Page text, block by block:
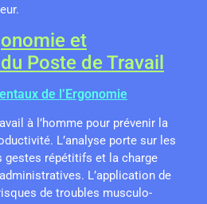
et
Poste de Travail
de l’Ergonomie
à l’homme pour prévenir la
L’analyse porte sur les
gestes répétitifs et la charge
L’application de
de troubles musculo-